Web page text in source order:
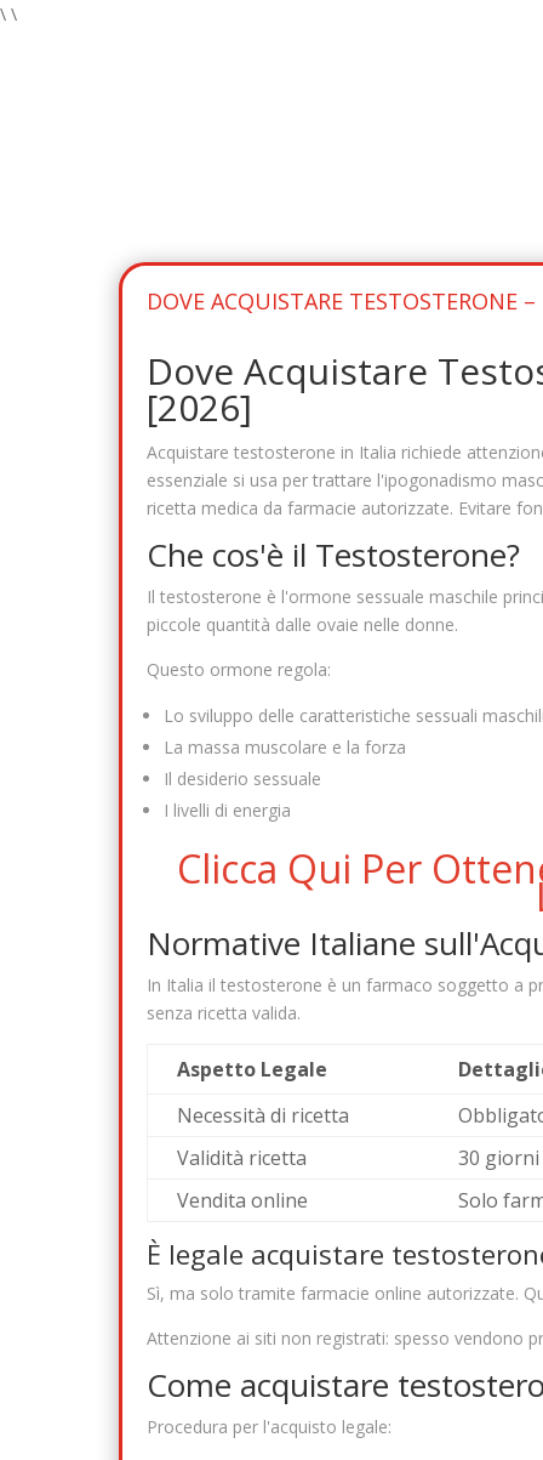
\ \
DOVE ACQUISTARE TESTOSTERONE
Dove Acquistare
[2026]
Acquistare testosterone in Italia richiede
essenziale si usa per trattare l'ipogonadismo
ricetta medica da farmacie autorizzate. Evitare
Che cos'è il Testosterone?
Il testosterone è l'ormone sessuale maschile
piccole quantità dalle ovaie nelle donne.
Questo ormone regola:
Lo sviluppo delle caratteristiche sessuali
La massa muscolare e la forza
Il desiderio sessuale
I livelli di energia
Clicca Qui Per
Normative Italiane
In Italia il testosterone è un farmaco soggetto a
senza ricetta valida.
Aspetto Legale
Necessità di ricetta
Validità ricetta
30 giorni
Vendita online
Solo
È legale acquistare
Sì, ma solo tramite farmacie online autorizzate.
Attenzione ai siti non registrati: spesso vendono
Come acquistare
Procedura per l'acquisto legale: